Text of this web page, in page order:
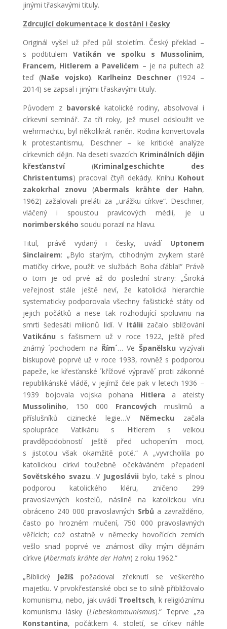
jinými třaskavými tituly.
Zdrcující dokumentace k dostání i česky
Originál vyšel už před půl stoletím. Český překlad –
s podtitulem Vatikán ve spolku s Mussolinim,
Francem, Hitlerem a Pavelićem – je na pultech až
teď (Naše vojsko). Karlheinz Deschner (1924 –
2014) se zapsal i jinými třaskavými tituly.
Původem z bavorskékatolické rodiny, absolvoval i
církevní seminář. Za tři roky, jež musel odsloužit ve
wehrmachtu, byl několikrát raněn. Rodina konvertovala
k protestantismu, Deschner – ke kritické analýze
církevních dějin. Na deseti svazcích Kriminálních dějin
křesťanství (Kriminalgeschichte des
Christentums) pracoval čtyři dekády. Knihu Kohout
zakokrhal znovu (Abermals krähte der Hahn,
1962) zažalovali preláti za „urážku církve“. Deschner,
vláčený i spoustou pravicových médií, je u
norimberského soudu porazil na hlavu.
Titul, právě vydaný i česky, uvádí Uptonem
Sinclairem: „Bylo starým, ctihodným zvykem staré
matičky církve, použít ve službách Boha ďábla!“ Právě
o tom je od prvé až do poslední strany: „Široká
veřejnost stále ještě neví, že katolická hierarchie
systematicky podporovala všechny fašistické státy od
jejich počátků a nese tak rozhodující spoluvinu na
smrti šedesáti milionů lidí. V Itálii začalo sbližování
Vatikánu s fašismem už v roce 1922, ještě před
známý ´pochodem na Řím´… Ve Španělskuvyzývali
biskupové poprvé už v roce 1933, rovněž s podporou
papeže, ke křesťanské ´křížové výpravě´ proti zákonné
republikánské vládě, v jejímž čele pak v letech 1936 –
1939 bojovala vojska pohana Hitlera a ateisty
Mussoliniho, 150 000 Francovýchmuslimů a
příslušníků cizinecké legie…V Německu začala
spolupráce Vatikánu s Hitlerem s velkou
pravděpodobností ještě před uchopením moci,
s jistotou však okamžitě poté.“ A „vyvrcholila po
katolickou církví toužebně očekáváném přepadení
Sovětského svazu…V Jugoslávii bylo, také s plnou
podporou katolického kléru, zničeno 299
pravoslavných kostelů, násilně na katolickou víru
obráceno 240 000 pravoslavných Srbů a zavražděno,
často po hrozném mučení, 750 000 pravoslavných
věřících; což ostatně v německy hovořících zemích
vešlo snad poprvé ve známost díky mým dějinám
církve (Abermals krähte der Hahn) z roku 1962.“
„Biblický
Ježíšpožadoval zřeknutí se veškerého
majetku. V prvokřesťanské obci se to silně přibližovalo
komunismu, nebo, jak uvádí Troeltsch, k religióznímu
komunismu lásky (Liebeskommunismus).“ Teprve „za
Konstantina, počátkem 4. století, se církev náhle